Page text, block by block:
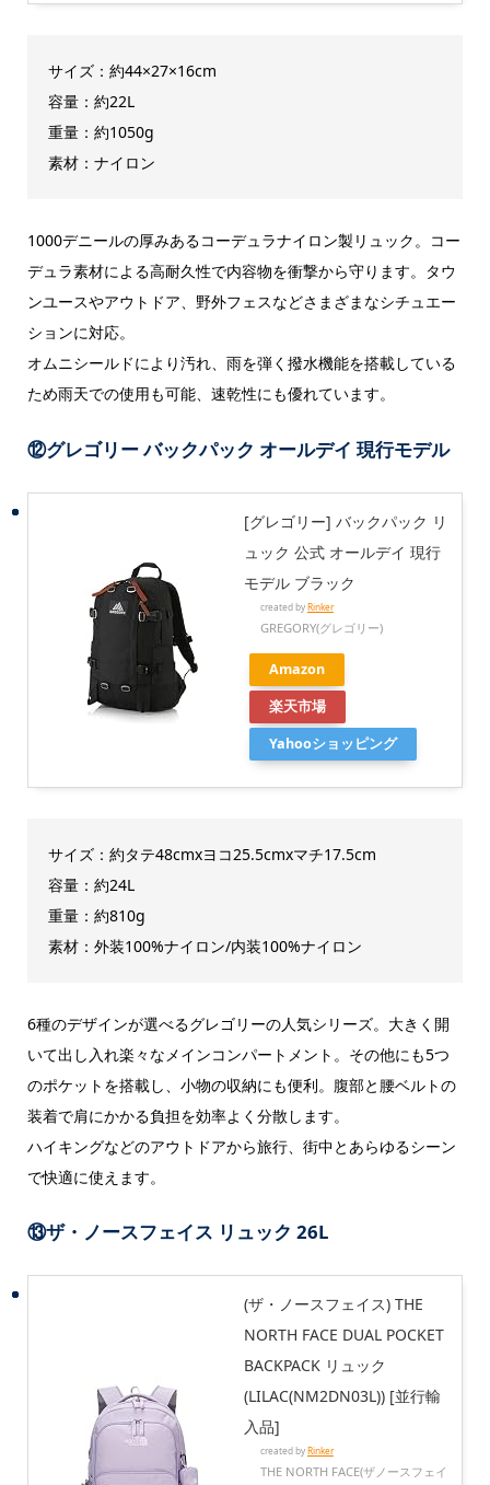
サイズ：約44×27×16cm
容量：約22L
重量：約1050g
素材：ナイロン
1000デニールの厚みあるコーデュラナイロン製リュック。コー
デュラ素材による高耐久性で内容物を衝撃から守ります。タウ
ンユースやアウトドア、野外フェスなどさまざまなシチュエー
ションに対応。
オムニシールドにより汚れ、雨を弾く撥水機能を搭載している
ため雨天での使用も可能、速乾性にも優れています。
⑫グレゴリー バックパック オールデイ 現行モデル
[グレゴリー] バックパック リ
ュック 公式 オールデイ 現行
モデル ブラック
created byRinker
GREGORY(グレゴリー)
Amazon
楽天市場
Yahooショッピング
サイズ：約タテ48cmxヨコ25.5cmxマチ17.5cm
容量：約24L
重量：約810g
素材：外装100%ナイロン/内装100%ナイロン
6種のデザインが選べるグレゴリーの人気シリーズ。大きく開
いて出し入れ楽々なメインコンパートメント。その他にも5つ
のポケットを搭載し、小物の収納にも便利。腹部と腰ベルトの
装着で肩にかかる負担を効率よく分散します。
ハイキングなどのアウトドアから旅行、街中とあらゆるシーン
で快適に使えます。
⑬ザ・ノースフェイス リュック 26L
(ザ・ノースフェイス) THE
NORTH FACE DUAL POCKET
BACKPACK リュック
(LILAC(NM2DN03L)) [並行輸
入品]
created byRinker
THE NORTH FACE(ザノースフェイ